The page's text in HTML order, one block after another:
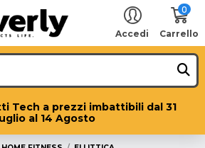
Accedi
0
Carrello
Tech a prezzi imbattibili dal 31
luglio al 14 Agosto